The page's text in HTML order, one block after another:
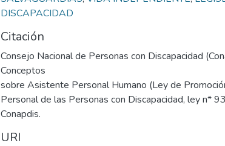
DISCAPACIDAD
Citación
Consejo Nacional de Personas con Discapacidad
Conceptos
sobre Asistente Personal Humano (Ley de
Personal de las Personas con Discapacidad, ley n*
Conapdis.
URI